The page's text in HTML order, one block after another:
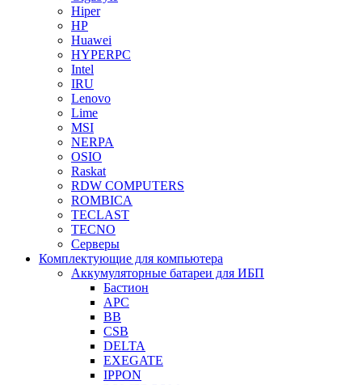
Hiper
HP
Huawei
HYPERPC
Intel
IRU
Lenovo
Lime
MSI
NERPA
OSIO
Raskat
RDW COMPUTERS
ROMBICA
TECLAST
TECNO
Серверы
Комплектующие для компьютера
Аккумуляторные батареи для ИБП
Бастион
APC
BB
CSB
DELTA
EXEGATE
IPPON